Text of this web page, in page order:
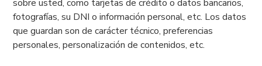
sobre usted, como tarjetas de crédito o datos bancarios,
fotografías, su DNI o información personal, etc. Los datos
que guardan son de carácter técnico, preferencias
personales, personalización de contenidos, etc.